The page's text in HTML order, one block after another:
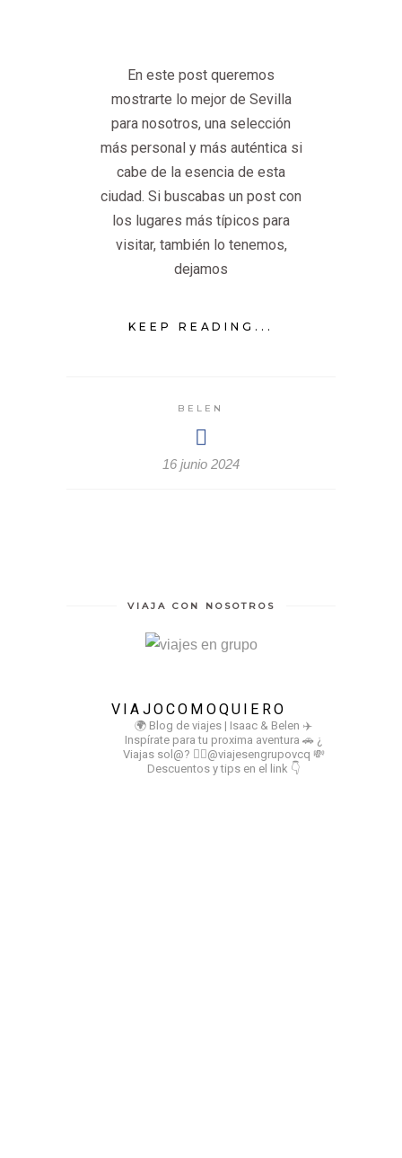
En este post queremos
mostrarte lo mejor de Sevilla
para nosotros, una selección
más personal y más auténtica si
cabe de la esencia de esta
ciudad. Si buscabas un post con
los lugares más típicos para
visitar, también lo tenemos,
dejamos
KEEP READING...
BELEN
16 junio 2024
VIAJA CON NOSOTROS
VIAJOCOMOQUIERO
🌍 Blog de viajes | Isaac & Belen ✈️
Inspírate para tu proxima aventura 🚗 ¿
Viajas sol@? 👉🏻@viajesengrupovcq 💸
Descuentos y tips en el link 👇